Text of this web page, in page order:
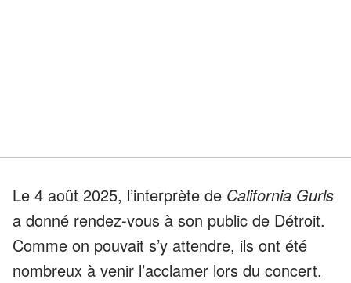
Le 4 août 2025, l’interprète de California Gurls
a donné rendez-vous à son public de Détroit.
Comme on pouvait s’y attendre, ils ont été
nombreux à venir l’acclamer lors du concert.